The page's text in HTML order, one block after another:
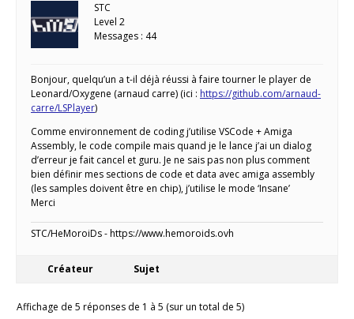
STC
Level 2
Messages : 44
Bonjour, quelqu’un a t-il déjà réussi à faire tourner le player de
Leonard/Oxygene (arnaud carre) (ici : https://github.com/arnaud-
carre/LSPlayer)
Comme environnement de coding j’utilise VSCode + Amiga
Assembly, le code compile mais quand je le lance j’ai un dialog
d’erreur je fait cancel et guru. Je ne sais pas non plus comment
bien définir mes sections de code et data avec amiga assembly
(les samples doivent être en chip), j’utilise le mode ‘Insane’
Merci
STC/HeMoroiDs - https://www.hemoroids.ovh
Créateur Sujet
Affichage de 5 réponses de 1 à 5 (sur un total de 5)